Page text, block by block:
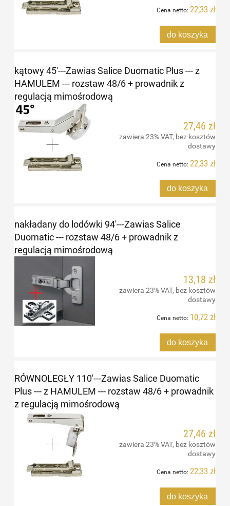
Cena netto: 22,33 zł
do koszyka
kątowy 45'---Zawias Salice Duomatic Plus --- z
HAMULEM --- rozstaw 48/6 + prowadnik z
regulacją mimośrodową
27,46 zł
zawiera 23% VAT, bez kosztów
dostawy
Cena netto: 22,33 zł
do koszyka
nakładany do lodówki 94'---Zawias Salice
Duomatic --- rozstaw 48/6 + prowadnik z
regulacją mimośrodową
13,18 zł
zawiera 23% VAT, bez kosztów
dostawy
Cena netto: 10,72 zł
do koszyka
RÓWNOLEGŁY 110'---Zawias Salice Duomatic
Plus --- z HAMULEM --- rozstaw 48/6 + prowadnik
z regulacją mimośrodową
27,46 zł
zawiera 23% VAT, bez kosztów
dostawy
Cena netto: 22,33 zł
do koszyka